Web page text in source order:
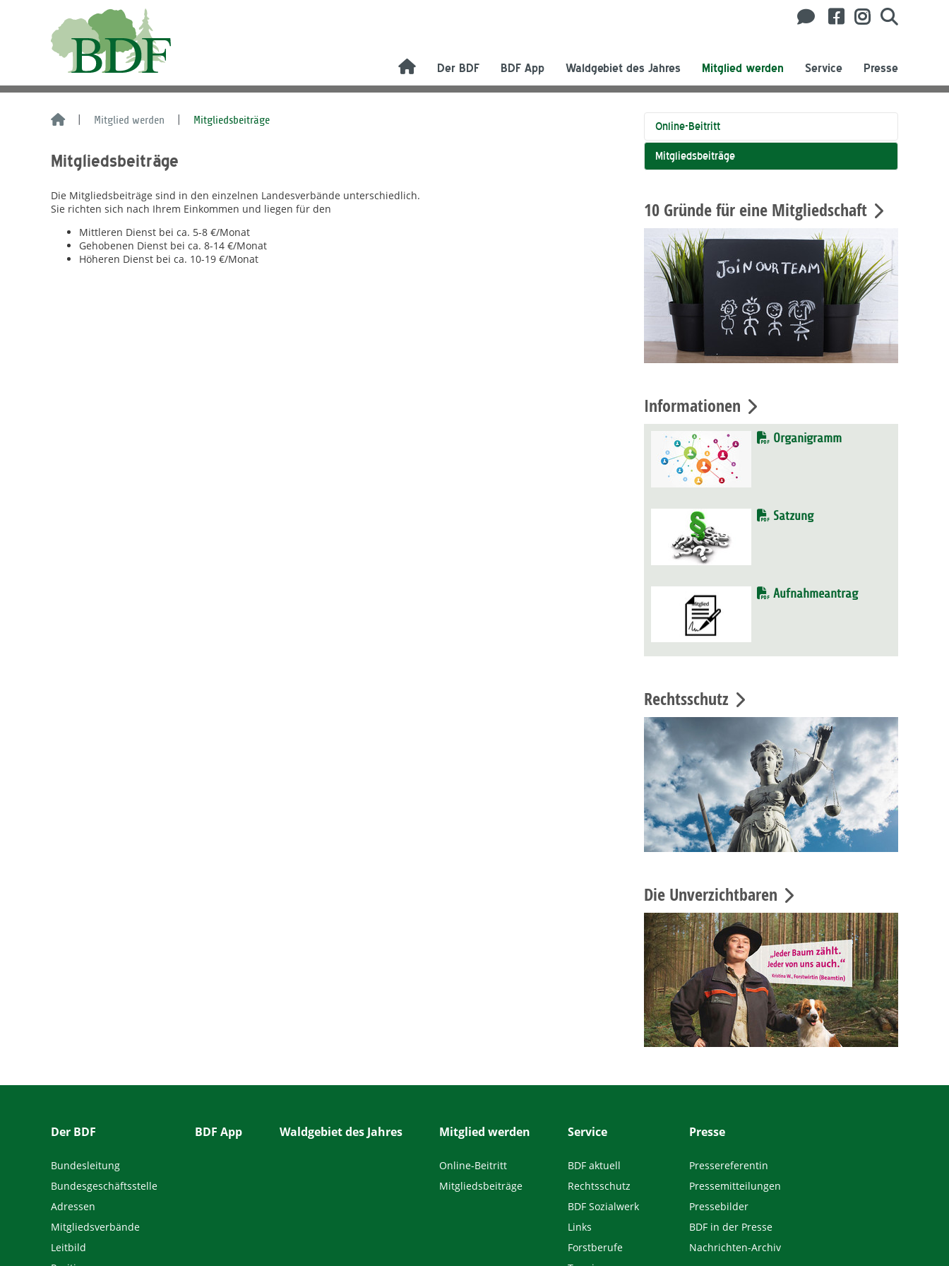
Der BDF BDF App Waldgebiet des Jahres Mitglied werden Service Presse
Mitglied werden Mitgliedsbeiträge
Mitgliedsbeiträge
Die Mitgliedsbeiträge sind in den einzelnen Landesverbände unterschiedlich.
Sie richten sich nach Ihrem Einkommen und liegen für den
Mittleren Dienst bei ca. 5-8 €/Monat
Gehobenen Dienst bei ca. 8-14 €/Monat
Höheren Dienst bei ca. 10-19 €/Monat
Online-Beitritt
Mitgliedsbeiträge
10 Gründe für eine Mitgliedschaft
Informationen
Organigramm
Satzung
Aufnahmeantrag
Rechtsschutz
Die Unverzichtbaren
Der BDF
Bundesleitung
Bundesgeschäftsstelle
Adressen
Mitgliedsverbände
Leitbild
BDF App Waldgebiet des Jahres Mitglied werden
Online-Beitritt
Mitgliedsbeiträge
Service
BDF aktuell
Rechtsschutz
BDF Sozialwerk
Links
Forstberufe
Presse
Pressereferentin
Pressemitteilungen
Pressebilder
BDF in der Presse
Nachrichten-Archiv